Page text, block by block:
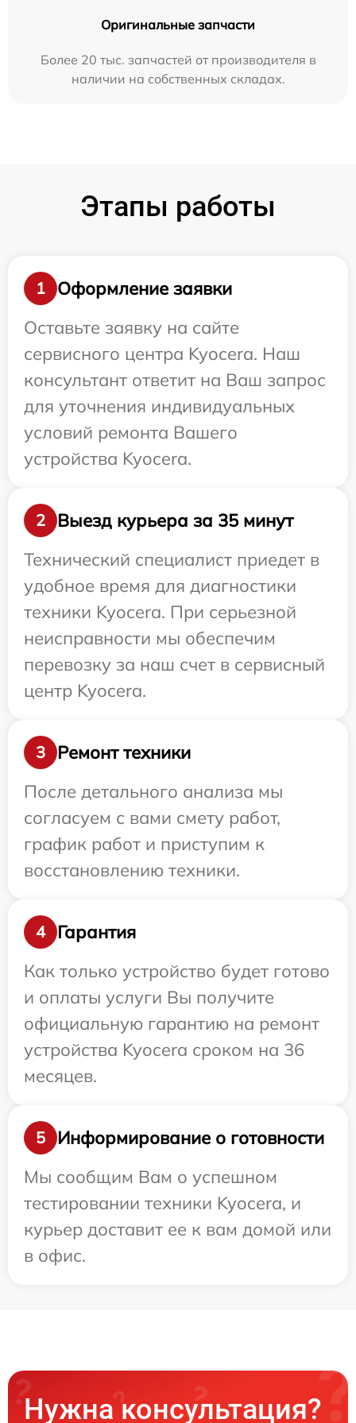
Оригинальные запчасти
Более 20 тыс. запчастей от производителя в
наличии на собственных складах.
Этапы работы
1
Оформление заявки
Оставьте заявку на сайте
сервисного центра Kyocera. Наш
консультант ответит на Ваш запрос
для уточнения индивидуальных
условий ремонта Вашего
устройства Kyocera.
2
Выезд курьера за 35 минут
Технический специалист приедет в
удобное время для диагностики
техники Kyocera. При серьезной
неисправности мы обеспечим
перевозку за наш счет в сервисный
центр Kyocera.
3
Ремонт техники
После детального анализа мы
согласуем с вами смету работ,
график работ и приступим к
восстановлению техники.
4
Гарантия
Как только устройство будет готово
и оплаты услуги Вы получите
официальную гарантию на ремонт
устройства Kyocera сроком на 36
месяцев.
5
Информирование о готовности
Мы сообщим Вам о успешном
тестировании техники Kyocera, и
курьер доставит ее к вам домой или
в офис.
Нужна консультация?